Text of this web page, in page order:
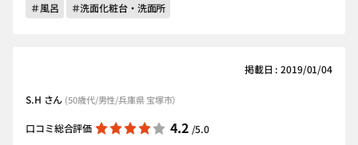
＃風呂
＃洗面化粧台・洗面所
掲載日 : 2019/01/04
S.H さん (50歳代/男性/兵庫県 宝塚市）
口コミ総合評価 4.2 /5.0